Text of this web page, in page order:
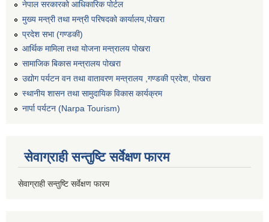
नेपाल सरकारको आधिकारिक पोर्टल
मुख्य मन्त्री तथा मन्त्री परिषदको कार्यालय,पोखरा
प्रदेश सभा (गण्डकी)
आर्थिक मामिला तथा योजना मन्त्रालय पोखरा
सामाजिक बिकास मन्त्रालय पोखरा
उद्योग पर्यटन वन तथा वातावरण मन्त्रालय ,गण्डकी प्रदेश, पोखरा
स्थानीय शासन तथा सामुदायिक विकास कार्यक्रम
नार्पा पर्यटन (Narpa Tourism)
सेवाग्राही सन्तुष्टि सर्वेक्षण फारम
सेवाग्राही सन्तुष्टि सर्वेक्षण फारम